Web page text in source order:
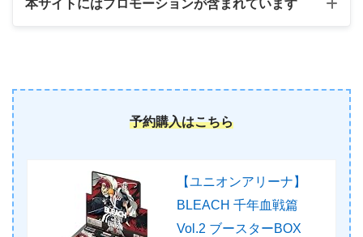
本サイトにはプロモーションが含まれています
予約購入はこちら
【ユニオンアリーナ】
BLEACH 千年血戦篇
Vol.2 ブースターBOX